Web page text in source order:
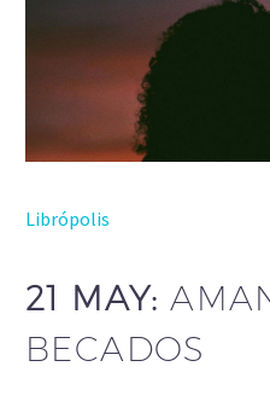
Librópolis
21 MAY:
BECADOS